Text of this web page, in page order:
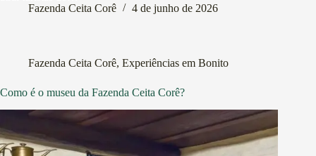
Fazenda Ceita Corê
4 de junho de 2026
Fazenda Ceita Corê, Experiências em Bonito
Como é o museu da Fazenda Ceita Corê?